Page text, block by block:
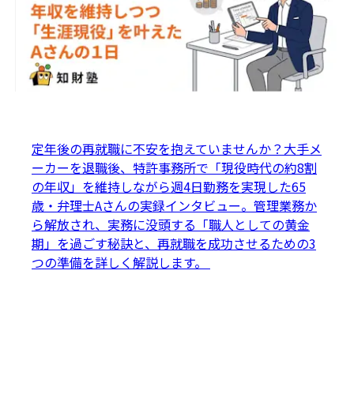
定年後の再就職に不安を抱えていませんか？大手メ
ーカーを退職後、特許事務所で「現役時代の約8割
の年収」を維持しながら週4日勤務を実現した65
歳・弁理士Aさんの実録インタビュー。管理業務か
ら解放され、実務に没頭する「職人としての黄金
期」を過ごす秘訣と、再就職を成功させるための3
つの準備を詳しく解説します。